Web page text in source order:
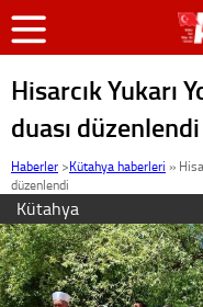
Hisarcık Yukarı
duası düzenlendi
Haberler >Kütahya haberleri »
düzenlendi
Kütahya